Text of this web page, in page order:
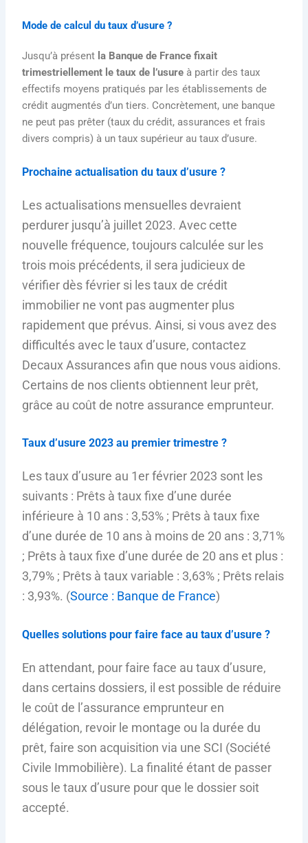
Mode de calcul du taux d’usure ?
Jusqu’à présent la Banque de France fixait
trimestriellement le taux de l’usure à partir des taux
effectifs moyens pratiqués par les établissements de
crédit augmentés d’un tiers. Concrètement, une banque
ne peut pas prêter (taux du crédit, assurances et frais
divers compris) à un taux supérieur au taux d’usure.
Prochaine actualisation du taux d’usure ?
Les actualisations mensuelles devraient
perdurer jusqu’à juillet 2023. Avec cette
nouvelle fréquence, toujours calculée sur les
trois mois précédents, il sera judicieux de
vérifier dès février si les taux de crédit
immobilier ne vont pas augmenter plus
rapidement que prévus. Ainsi, si vous avez des
difficultés avec le taux d’usure, contactez
Decaux Assurances afin que nous vous aidions.
Certains de nos clients obtiennent leur prêt,
grâce au coût de notre assurance emprunteur.
Taux d’usure 2023 au premier trimestre ?
Les taux d’usure au 1er février 2023 sont les
suivants : Prêts à taux fixe d’une durée
inférieure à 10 ans : 3,53% ; Prêts à taux fixe
d’une durée de 10 ans à moins de 20 ans : 3,71%
; Prêts à taux fixe d’une durée de 20 ans et plus :
3,79% ; Prêts à taux variable : 3,63% ; Prêts relais
: 3,93%. (Source : Banque de France)
Quelles solutions pour faire face au taux d’usure ?
En attendant, pour faire face au taux d’usure,
dans certains dossiers, il est possible de réduire
le coût de l’assurance emprunteur en
délégation, revoir le montage ou la durée du
prêt, faire son acquisition via une SCI (Société
Civile Immobilière). La finalité étant de passer
sous le taux d’usure pour que le dossier soit
accepté.